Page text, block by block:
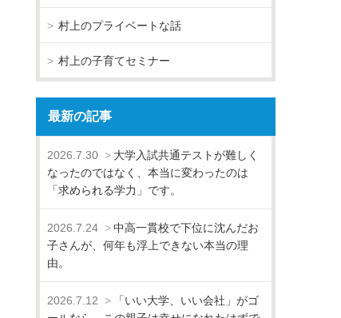
村上のプライベートな話
村上の子育てセミナー
最新の記事
2026.7.30
大学入試共通テストが難しく
なったのではなく、本当に変わったのは
「求められる学力」です。
2026.7.24
中高一貫校で下位に沈んだお
子さんが、何年も浮上できない本当の理
由。
2026.7.12
「いい大学、いい会社」がゴ